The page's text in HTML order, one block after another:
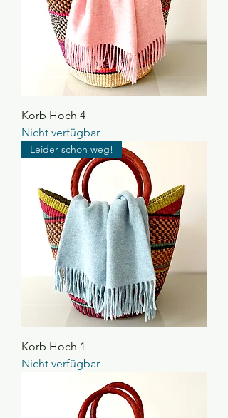
Korb Hoch 4
Nicht verfügbar
Leider schon weg!
Korb Hoch 1
Nicht verfügbar